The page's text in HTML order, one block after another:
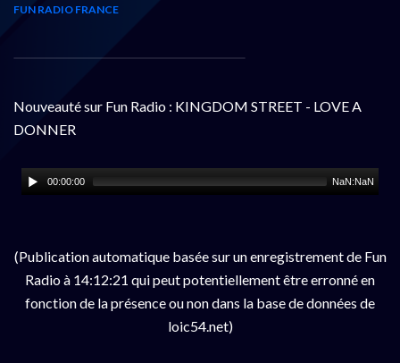
FUN RADIO FRANCE
Nouveauté sur Fun Radio : KINGDOM STREET - LOVE A
DONNER
00:00:00 NaN:NaN
(Publication automatique basée sur un enregistrement de Fun
Radio à 14:12:21 qui peut potentiellement être erronné en
fonction de la présence ou non dans la base de données de
loic54.net)